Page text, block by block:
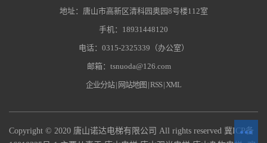
地址：唐山市高新区清科园奥园8号楼112室
手机：18931448120
电话：0315-2325339（办公室）
邮箱：tsnuoda@126.com
企业分站| 网站地图 |RSS|XML
Copyright © 2020 唐山诺达电梯有限公司 All rights reserved 冀ICP备